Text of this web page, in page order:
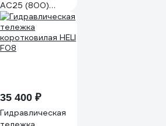
AC25 (800)
коротковильная
AC25 F08
35 400 ₽
Гидравлическая